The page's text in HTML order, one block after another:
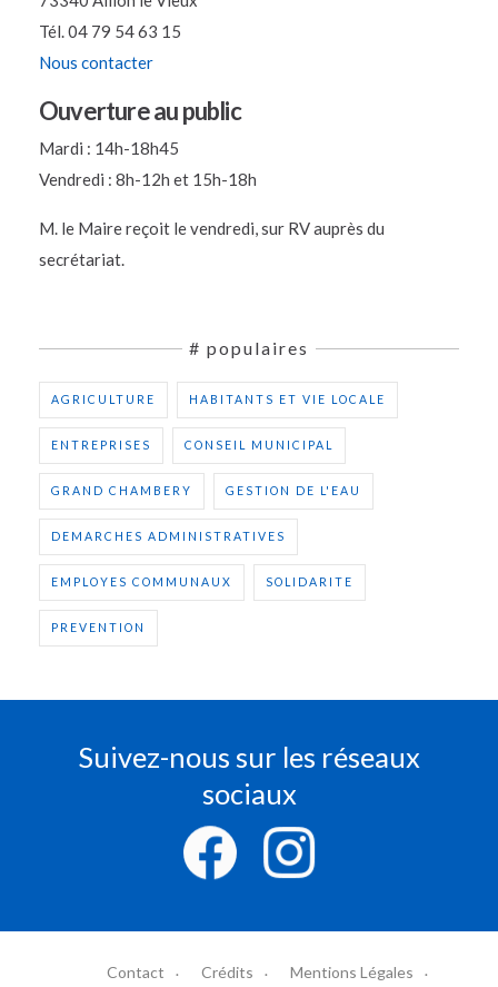
Tél. 04 79 54 63 15
Nous contacter
Ouverture au public
Mardi : 14h-18h45
Vendredi : 8h-12h et 15h-18h
M. le Maire reçoit le vendredi, sur RV auprès du
secrétariat.
# populaires
AGRICULTURE HABITANTS ET VIE LOCALE
ENTREPRISES CONSEIL MUNICIPAL
GRAND CHAMBERY GESTION DE L'EAU
DEMARCHES ADMINISTRATIVES
EMPLOYES COMMUNAUX SOLIDARITE
PREVENTION
Suivez-nous sur les réseaux
sociaux
Contact Crédits Mentions Légales